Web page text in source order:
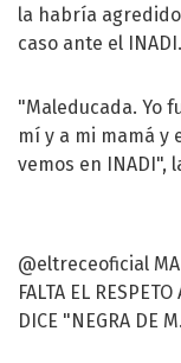
la habría
caso ante el INADI.
"Maleducada. Yo
mí y a mi mamá y
vemos en INADI",
@eltreceoficial
FALTA EL
DICE "NEGRA DE